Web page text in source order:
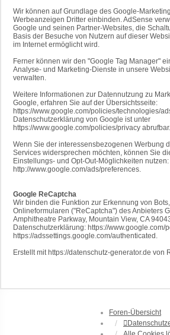
Wir können auf Grundlage des Google-
Werbeanzeigen Dritter einbinden. AdSense
Google und seinen Partner-Websites, die
Basis der Besuche von Nutzern auf dieser
im Internet ermöglicht wird.
Ferner können wir den "Google Tag Manager"
Analyse- und Marketing-Dienste in unsere
verwalten.
Weitere Informationen zur Datennutzung zu
Google, erfahren Sie auf der Übersichtsseite:
https://www.google.com/policies/technologies/
Datenschutzerklärung von Google ist unter
https://www.google.com/policies/privacy abrufbar.
Wenn Sie der interessensbezogenen Werbung
Services widersprechen möchten, können Sie
Einstellungs- und Opt-Out-Möglichkeiten nutzen:
http://www.google.com/ads/preferences.
Google ReCaptcha
Wir binden die Funktion zur Erkennung von
Onlineformularen ("ReCaptcha") des Anbieters
Amphitheatre Parkway, Mountain View, CA
Datenschutzerklärung: https://www.google.com/
https://adssettings.google.com/authenticated.
Erstellt mit https://datenschutz-generator.de von
Foren-Übersicht